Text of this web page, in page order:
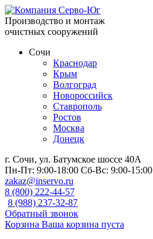
Производство и монтаж
очистных сооружений
Сочи
Краснодар
Крым
Волгоград
Новороссийск
Ставрополь
Ростов
Москва
Донецк
г. Сочи, ул. Батумское шоссе 40А
Пн-Пт: 9:00-18:00 Сб-Вс: 9:00-15:00
zakaz@inservo.ru
8 (800) 222-44-57
8 (988) 237-32-87
Обратный звонок
Корзина Ваша корзина пуста